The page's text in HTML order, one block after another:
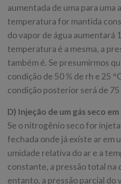
aumentada de uma para uma
temperatura for mantida
do vapor de água aumentará
temperatura é a mesma, a
também é. Se presumirmos
condição de 50 % de rh e 25
condição posterior será de 75
D) Injeção de um gás seco
Se o nitrogênio seco for
fechada onde já existe ar em
umidade relativa do ar e a
constante, a pressão total na
entanto, a pressão parcial do